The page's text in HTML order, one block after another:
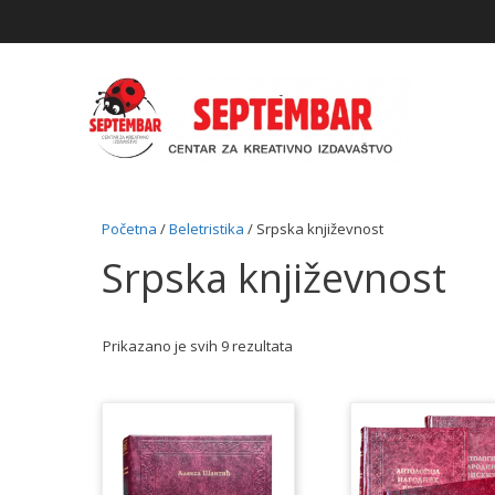
to
Početna /Beletristika / Srpska književnost
Srpska književnost
Prikazano je svih 9 rezultata